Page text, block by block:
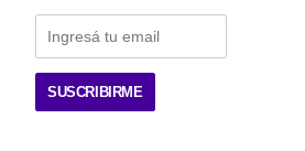
SUSCRIBIRME